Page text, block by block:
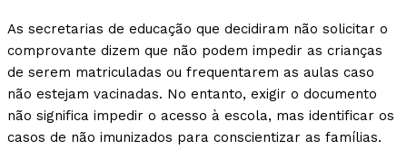
As secretarias de educação que decidiram não solicitar o
comprovante dizem que não podem impedir as crianças
de serem matriculadas ou frequentarem as aulas caso
não estejam vacinadas. No entanto, exigir o documento
não significa impedir o acesso à escola, mas identificar os
casos de não imunizados para conscientizar as famílias.